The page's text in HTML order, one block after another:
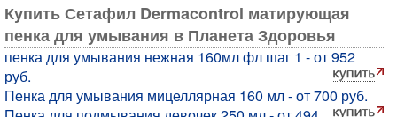
Купить Сетафил Dermacontrol матирующая
пенка для умывания в Планета Здоровья
пенка для умывания нежная 160мл фл шаг 1 - от 952
руб.
Пенка для умывания мицеллярная 160 мл - от 700 руб.